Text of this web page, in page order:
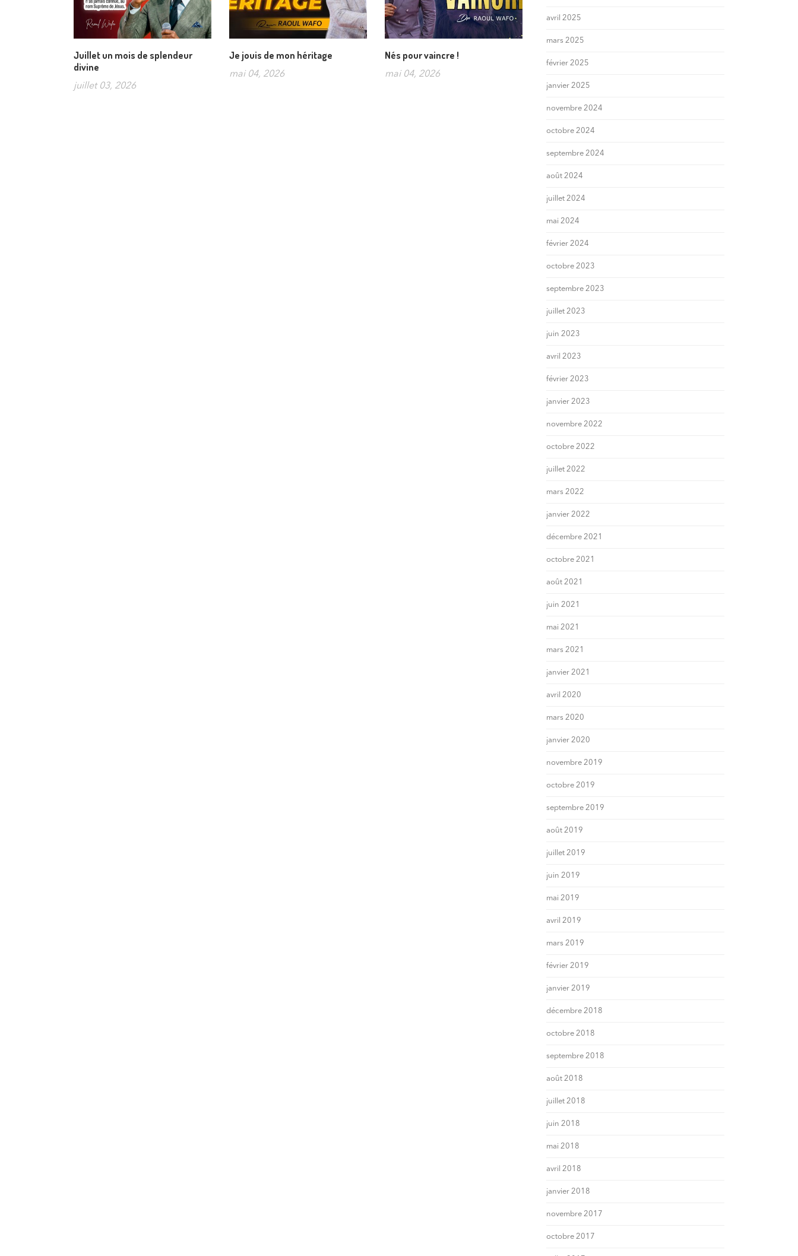
Juillet un mois de splendeur
divine
juillet 03, 2026
Je jouis de mon héritage
mai 04, 2026
Nés pour vaincre !
mai 04, 2026
avril 2025
mars 2025
février 2025
janvier 2025
novembre 2024
octobre 2024
septembre 2024
août 2024
juillet 2024
mai 2024
février 2024
octobre 2023
septembre 2023
juillet 2023
juin 2023
avril 2023
février 2023
janvier 2023
novembre 2022
octobre 2022
juillet 2022
mars 2022
janvier 2022
décembre 2021
octobre 2021
août 2021
juin 2021
mai 2021
mars 2021
janvier 2021
avril 2020
mars 2020
janvier 2020
novembre 2019
octobre 2019
septembre 2019
août 2019
juillet 2019
juin 2019
mai 2019
avril 2019
mars 2019
février 2019
janvier 2019
décembre 2018
octobre 2018
septembre 2018
août 2018
juillet 2018
juin 2018
mai 2018
avril 2018
janvier 2018
novembre 2017
octobre 2017